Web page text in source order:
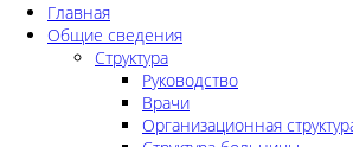
Главная
Общие сведения
Структура
Руководство
Врачи
Организационная